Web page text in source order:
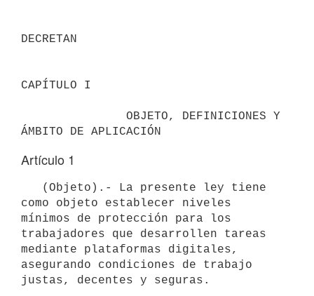
DECRETAN
CAPÍTULO I
Artículo 1
como objeto establecer niveles
mínimos de protección para los
trabajadores que desarrollen tareas
mediante plataformas digitales,
asegurando condiciones de trabajo